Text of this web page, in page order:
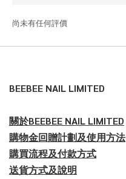
尚未有任何評價
BEEBEE NAIL LIMITED
關於BEEBEE NAIL LIMITED
購物金回贈計劃及使用方法
購買流程及付款方式
送貨方式及說明